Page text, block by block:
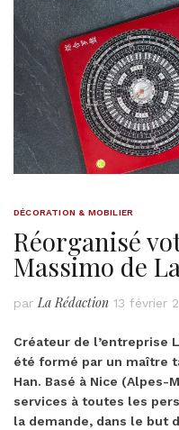
DÉCORATION & MOBILIER
Réorganisé
Massimo de
parLa Rédaction 13 février
Créateur de l’entreprise
été formé par un maître
Han. Basé à Nice
services à toutes les
la demande, dans le but